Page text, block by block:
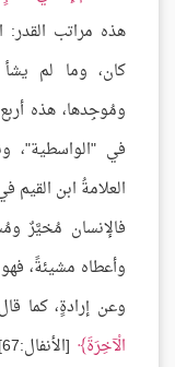
هذه مراتب القدر:
كان، وما لم يشأ
ومُوجِدها، هذه
في "الواسطية"،
العلامةُ ابن القيم
فالإنسان مُخيَّرٌ
وأعطاه مشيئةً،
وعن إرادةٍ، كما
الْآخِرَةَ
[الأنفال:67]، وقال: